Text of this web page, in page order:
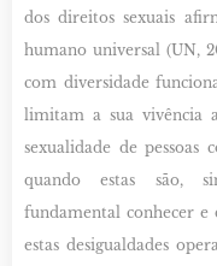
dos direitos sexuais
humano universal (UN,
com diversidade
limitam a sua vivência
sexualidade de pessoas
quando estas são,
fundamental conhecer e
estas desigualdades